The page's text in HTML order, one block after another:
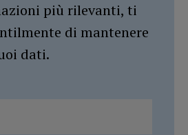
più rilevanti, ti
di mantenere
dati.